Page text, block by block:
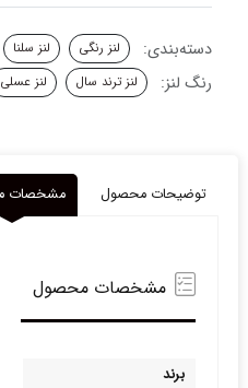
عدد
دسته‌بندی: لنز رنگی لنز سلنا
رنگ لنز: لنز ترند سال لنز عسلی
توضیحات محصول مشخصات محصول
مشخصات محصول
برند